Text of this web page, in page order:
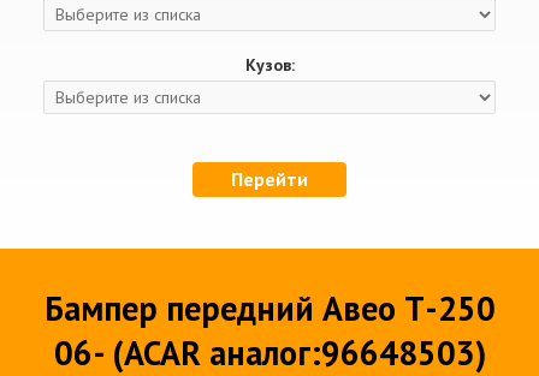
Кузов:
Перейти
Бампер передний Авео Т-250
06- (ACAR аналог:96648503)